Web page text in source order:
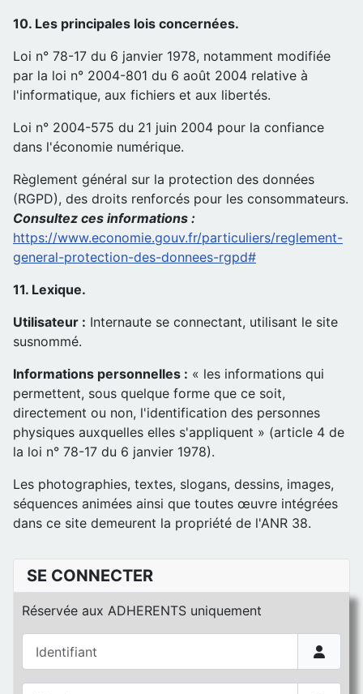
10. Les principales lois concernées.
Loi n° 78-17 du 6 janvier 1978, notamment modifiée
par la loi n° 2004-801 du 6 août 2004 relative à
l'informatique, aux fichiers et aux libertés.
Loi n° 2004-575 du 21 juin 2004 pour la confiance
dans l'économie numérique.
Règlement général sur la protection des données
(RGPD), des droits renforcés pour les consommateurs.
Consultez ces informations :
https://www.economie.gouv.fr/particuliers/reglement-
general-protection-des-donnees-rgpd#
11. Lexique.
Utilisateur : Internaute se connectant, utilisant le site
susnommé.
Informations personnelles : « les informations qui
permettent, sous quelque forme que ce soit,
directement ou non, l'identification des personnes
physiques auxquelles elles s'appliquent » (article 4 de
la loi n° 78-17 du 6 janvier 1978).
Les photographies, textes, slogans, dessins, images,
séquences animées ainsi que toutes œuvre intégrées
dans ce site demeurent la propriété de l'ANR 38.
SE CONNECTER
Réservée aux ADHERENTS uniquement